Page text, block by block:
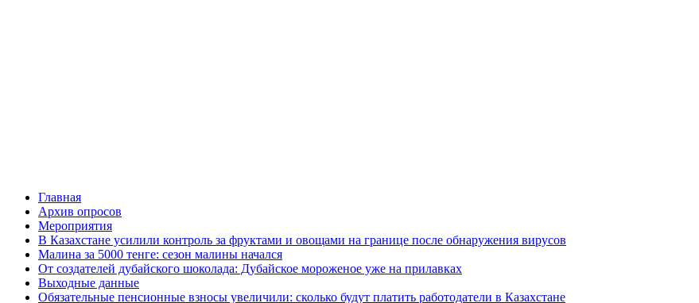
Главная
Архив опросов
Мероприятия
В Казахстане усилили контроль за фруктами и овощами на границе после обнаружения вирусов
Малина за 5000 тенге: сезон малины начался
От создателей дубайского шоколада: Дубайское мороженое уже на прилавках
Выходные данные
Обязательные пенсионные взносы увеличили: сколько будут платить работодатели в Казахстане